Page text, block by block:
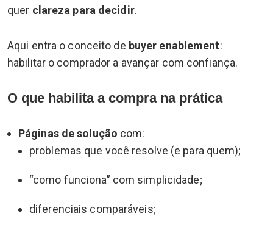
quer clareza para decidir.
Aqui entra o conceito de buyer enablement:
habilitar o comprador a avançar com confiança.
O que habilita a compra na prática
Páginas de solução com:
problemas que você resolve (e para quem);
“como funciona” com simplicidade;
diferenciais comparáveis;